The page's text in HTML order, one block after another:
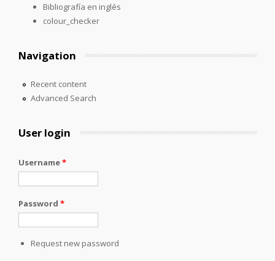
Bibliografía en inglés
colour_checker
Navigation
Recent content
Advanced Search
User login
Username*
Password *
Request new password